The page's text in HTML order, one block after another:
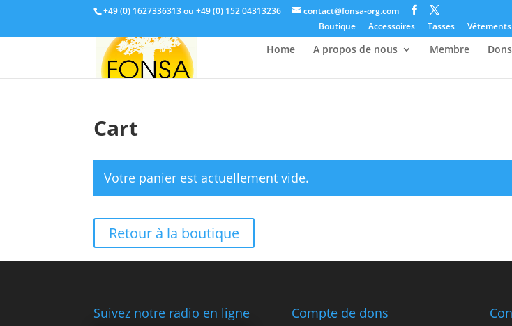
+49 (0) 1627336313 ou +49 (0) 152 04313236
contact@fonsa-org.com
Boutique
Accessoires Tasses Vêtements
Home A propos de nous Membre Dons
Cart
Votre panier est actuellement vide.
Retour à la boutique
Suivez notre radio en ligne Compte de dons